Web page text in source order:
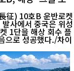
征) 10호B 운반로켓
사에서 중국은 위성
1단을 해상 회수 플
으로 성공했다./차이